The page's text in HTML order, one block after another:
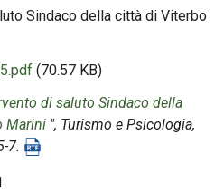
Sindaco della città di Viterbo
(70.57 KB)
di saluto Sindaco della
Marini ", Turismo e Psicologia,
7.